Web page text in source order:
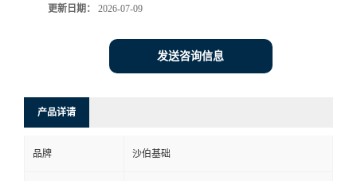
式
在
更新日期： 2026-07-09
发送咨询信息
产品详请
品牌 沙伯基础